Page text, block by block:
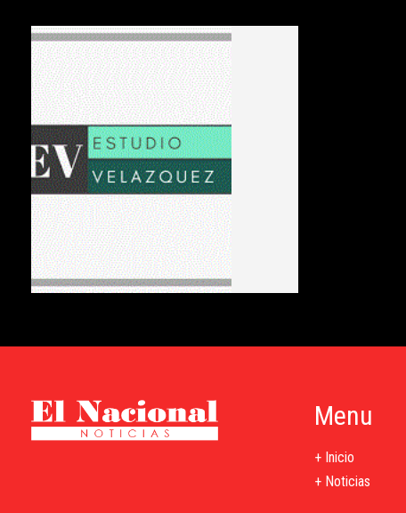
Menu
+ Inicio
+ Noticias